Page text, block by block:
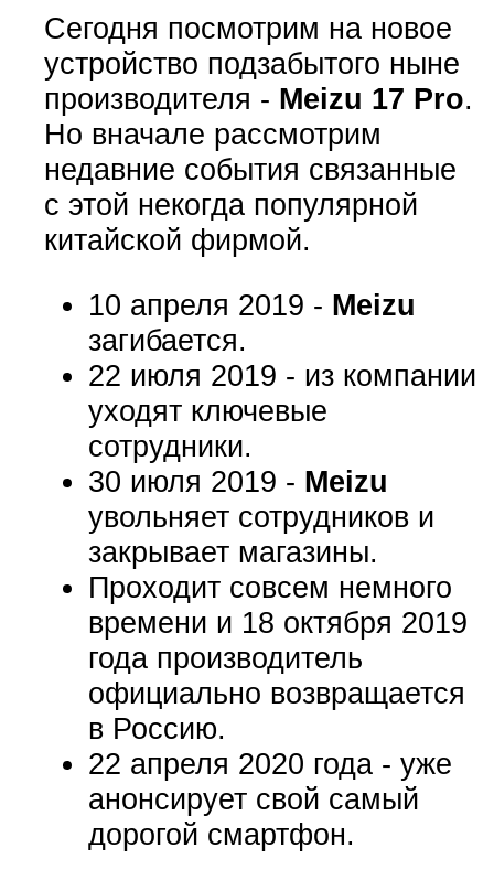
Сегодня посмотрим на новое
устройство подзабытого ныне
производителя - Meizu 17 Pro.
Но вначале рассмотрим
недавние события связанные
с этой некогда популярной
китайской фирмой.
10 апреля 2019 - Meizu
загибается.
22 июля 2019 - из компании
уходят ключевые
сотрудники.
30 июля 2019 - Meizu
увольняет сотрудников и
закрывает магазины.
Проходит совсем немного
времени и 18 октября 2019
года производитель
официально возвращается
в Россию.
22 апреля 2020 года - уже
анонсирует свой самый
дорогой смартфон.